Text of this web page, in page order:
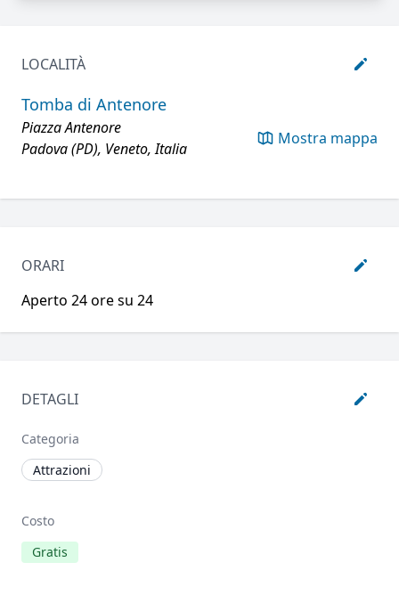
LOCALITÀ
Tomba di Antenore
Piazza Antenore
Padova (PD), Veneto, Italia
Mostra mappa
ORARI
Aperto 24 ore su 24
DETAGLI
Categoria
Attrazioni
Costo
Gratis